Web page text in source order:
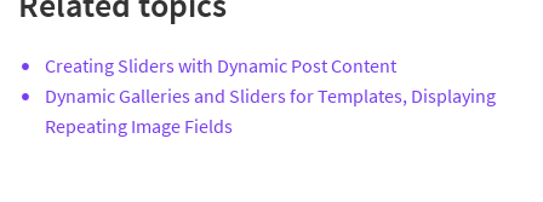
Creating Sliders with Dynamic Post Content
Dynamic Galleries and Sliders for Templates, Displaying
Repeating Image Fields